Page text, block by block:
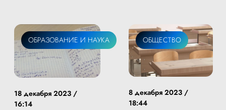
ОБРАЗОВАНИЕ И НАУКА
18 декабря 2023 /
16:14
ОБЩЕСТВО
8 декабря 2023 /
18:44